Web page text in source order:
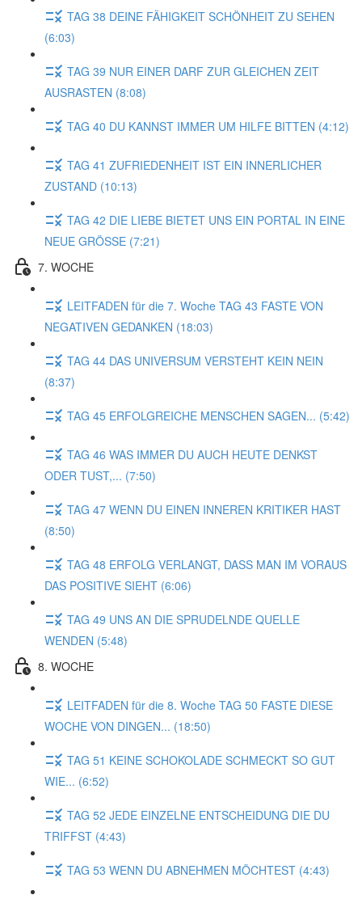
TAG 38 DEINE FÄHIGKEIT SCHÖNHEIT ZU SEHEN
(6:03)
TAG 39 NUR EINER DARF ZUR GLEICHEN ZEIT
AUSRASTEN (8:08)
TAG 40 DU KANNST IMMER UM HILFE BITTEN (4:12)
TAG 41 ZUFRIEDENHEIT IST EIN INNERLICHER
ZUSTAND (10:13)
TAG 42 DIE LIEBE BIETET UNS EIN PORTAL IN EINE
NEUE GRÖSSE (7:21)
7. WOCHE
LEITFADEN für die 7. Woche TAG 43 FASTE VON
NEGATIVEN GEDANKEN (18:03)
TAG 44 DAS UNIVERSUM VERSTEHT KEIN NEIN
(8:37)
TAG 45 ERFOLGREICHE MENSCHEN SAGEN... (5:42)
TAG 46 WAS IMMER DU AUCH HEUTE DENKST
ODER TUST,... (7:50)
TAG 47 WENN DU EINEN INNEREN KRITIKER HAST
(8:50)
TAG 48 ERFOLG VERLANGT, DASS MAN IM VORAUS
DAS POSITIVE SIEHT (6:06)
TAG 49 UNS AN DIE SPRUDELNDE QUELLE
WENDEN (5:48)
8. WOCHE
LEITFADEN für die 8. Woche TAG 50 FASTE DIESE
WOCHE VON DINGEN... (18:50)
TAG 51 KEINE SCHOKOLADE SCHMECKT SO GUT
WIE... (6:52)
TAG 52 JEDE EINZELNE ENTSCHEIDUNG DIE DU
TRIFFST (4:43)
TAG 53 WENN DU ABNEHMEN MÖCHTEST (4:43)